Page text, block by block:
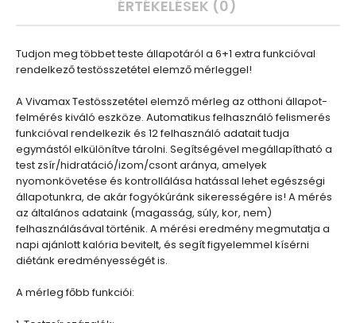
ÉRTÉKELÉSEK (0)
Tudjon meg többet teste állapotáról a 6+1 extra funkcióval
rendelkező testösszetétel elemző mérleggel!
A Vivamax Testösszetétel elemző mérleg az otthoni állapot-
felmérés kiváló eszköze. Automatikus felhasználó felismerés
funkcióval rendelkezik és 12 felhasználó adatait tudja
egymástól elkülönítve tárolni. Segítségével megállapítható a
test zsír/hidratáció/izom/csont aránya, amelyek
nyomonkövetése és kontrollálása hatással lehet egészségi
állapotunkra, de akár fogyókúránk sikerességére is! A mérés
az általános adataink (magasság, súly, kor, nem)
felhasználásával történik. A mérési eredmény megmutatja a
napi ajánlott kalória bevitelt, és segít figyelemmel kísérni
diétánk eredményességét is.
A mérleg főbb funkciói: